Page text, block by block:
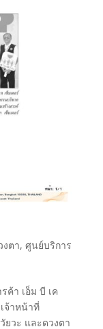
ตา, ศูนย์บริการ
ค้า เอ็ม บี เค
จ้าหน้าที่
ยวะ และดวงตา